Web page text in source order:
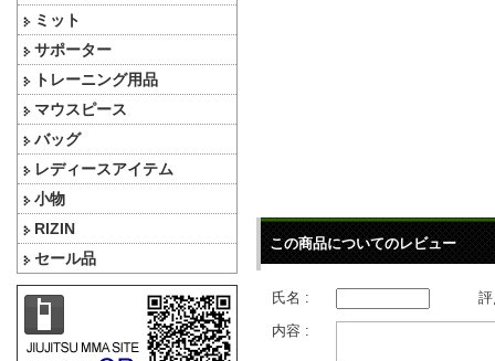
ミット
サポーター
トレーニング用品
マウスピース
バッグ
レディースアイテム
小物
RIZIN
セール品
この商品についてのレビュー
氏名 :
内容 :